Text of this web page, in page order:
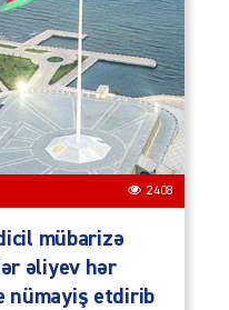
2408
mübarizə
əliyev hər
nümayiş etdirib